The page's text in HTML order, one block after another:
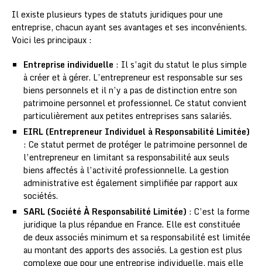
Il existe plusieurs types de statuts juridiques pour une
entreprise, chacun ayant ses avantages et ses inconvénients.
Voici les principaux :
Entreprise individuelle : Il s’agit du statut le plus simple
à créer et à gérer. L’entrepreneur est responsable sur ses
biens personnels et il n’y a pas de distinction entre son
patrimoine personnel et professionnel. Ce statut convient
particulièrement aux petites entreprises sans salariés.
EIRL (Entrepreneur Individuel à Responsabilité Limitée)
: Ce statut permet de protéger le patrimoine personnel de
l’entrepreneur en limitant sa responsabilité aux seuls
biens affectés à l’activité professionnelle. La gestion
administrative est également simplifiée par rapport aux
sociétés.
SARL (Société À Responsabilité Limitée) : C’est la forme
juridique la plus répandue en France. Elle est constituée
de deux associés minimum et sa responsabilité est limitée
au montant des apports des associés. La gestion est plus
complexe que pour une entreprise individuelle, mais elle